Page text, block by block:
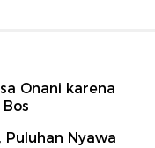
Onani karena
Puluhan Nyawa